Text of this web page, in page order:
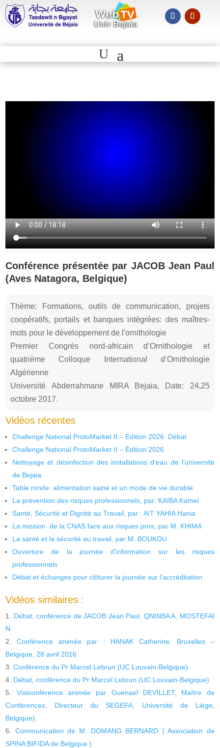
Conférence présentée par JACOB Jean Paul
(Aves Natagora, Belgique)
Thème: Formations, outils de communication, projets
coopératifs, portails et banques intégrées: des maîtres-
mots pour le développement de l'ornithologie
Premier Congrès nord-africain d’Ornithologie et
quatrième Colloque International d’Ornithologie
Algérienne
Université Abderrahmane MIRA Bejaia, Date: 24,25
octobre 2017.
Vidéos récentes
Challenge National ProtoMarket II – Édition 2026. Débat
Challenge National ProtoMarket II – Édition 2026
Nettoyage et désinfection des installations d’eau de l’université
de Bejaia
Table ronde: alimentation saine et un mode de vie durable
La prévention des risques professionnels, par: KAIBA Kamel
Santé, Sécurité et Dignité au Travail, par : AIT YAHIA Hania
La mission de la CNAS face aux risques pros, par M. KHIMA
La santé et la sécurité au travail, par M. BOUKOU
Ouverture de la journée d’information sur les risques
professionnels
Débat et échanges pour clôturer la journée sur l’accréditation
Vidéos similaires :
Débat, conférence de JACOB Jean Paul, QNINBA A, MOSTEFAI
N
Conférence animée par : HANAK Catherine, Bruxelles –
Belgique, 28 avril 2016
Conférence du Pr Marcel Lebrun (UC Louvain-Belgique)
Débat, conférence du Pr Marcel Lebrun (UC Louvain-Belgique)
Visioonférence animée par Guenael DEVILLET, Maître de
Conférences, Directeur du SEGEFA, Université de Liège,
Belgique),
Communication de M. DOMANG BERNARD ( Association de
SPINA BIFIDA de Belgique )